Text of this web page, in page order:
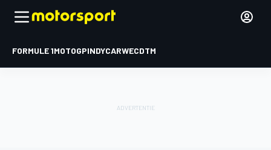
FORMULE 1MOTOGPINDYCARWECDTM